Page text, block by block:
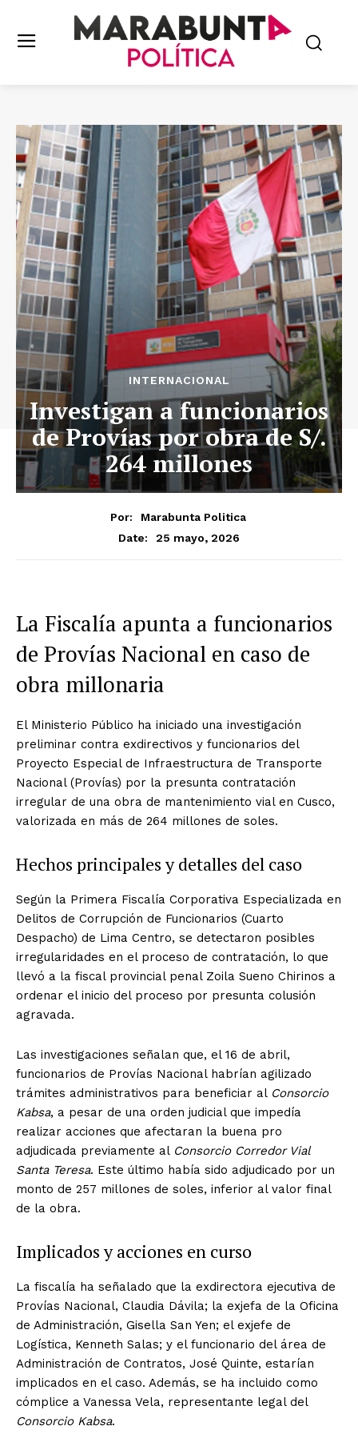
INTERNACIONAL
Investigan a funcionarios
de Provías por obra de S/.
264 millones
Por:
Marabunta Politica
Date:
25 mayo, 2026
La Fiscalía apunta a funcionarios
de Provías Nacional en caso de
obra millonaria
El Ministerio Público ha iniciado una investigación
preliminar contra exdirectivos y funcionarios del
Proyecto Especial de Infraestructura de Transporte
Nacional (Provías) por la presunta contratación
irregular de una obra de mantenimiento vial en Cusco,
valorizada en más de 264 millones de soles.
Hechos principales y detalles del caso
Según la Primera Fiscalía Corporativa Especializada en
Delitos de Corrupción de Funcionarios (Cuarto
Despacho) de Lima Centro, se detectaron posibles
irregularidades en el proceso de contratación, lo que
llevó a la fiscal provincial penal Zoila Sueno Chirinos a
ordenar el inicio del proceso por presunta colusión
agravada.
Las investigaciones señalan que, el 16 de abril,
funcionarios de Provías Nacional habrían agilizado
trámites administrativos para beneficiar al Consorcio
Kabsa, a pesar de una orden judicial que impedía
realizar acciones que afectaran la buena pro
adjudicada previamente al Consorcio Corredor Vial
Santa Teresa. Este último había sido adjudicado por un
monto de 257 millones de soles, inferior al valor final
de la obra.
Implicados y acciones en curso
La fiscalía ha señalado que la exdirectora ejecutiva de
Provías Nacional, Claudia Dávila; la exjefa de la Oficina
de Administración, Gisella San Yen; el exjefe de
Logística, Kenneth Salas; y el funcionario del área de
Administración de Contratos, José Quinte, estarían
implicados en el caso. Además, se ha incluido como
cómplice a Vanessa Vela, representante legal del
Consorcio Kabsa.